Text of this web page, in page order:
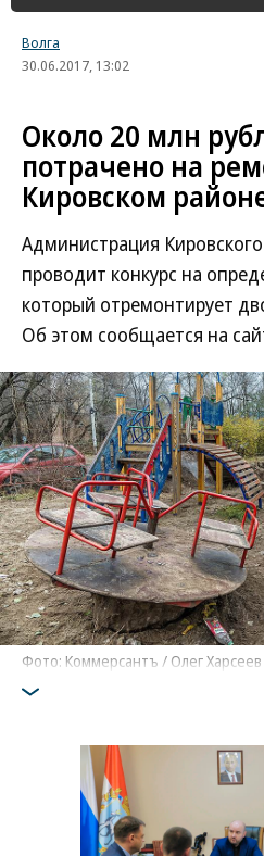
Волга
30.06.2017, 13:02
Около 20 млн
потрачено на
Кировском
Администрация
проводит конкурс на
который отремонтирует
Об этом сообщается на
Фото: Коммерсантъ / Олег Харсеев